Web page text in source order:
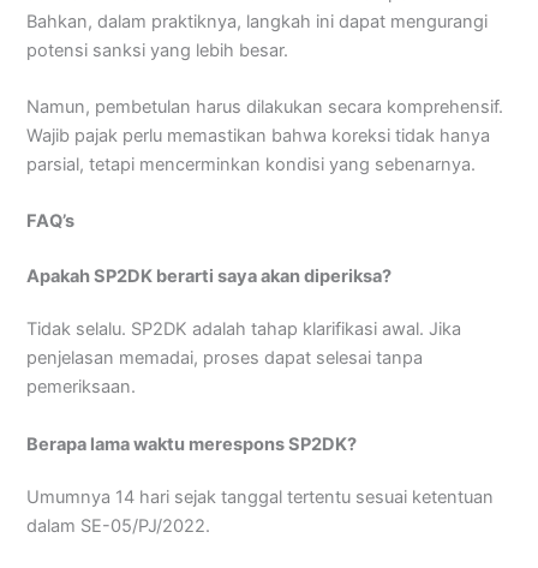
Bahkan, dalam praktiknya, langkah ini dapat mengurangi
potensi sanksi yang lebih besar.
Namun, pembetulan harus dilakukan secara komprehensif.
Wajib pajak perlu memastikan bahwa koreksi tidak hanya
parsial, tetapi mencerminkan kondisi yang sebenarnya.
FAQ’s
Apakah SP2DK berarti saya akan diperiksa?
Tidak selalu. SP2DK adalah tahap klarifikasi awal. Jika
penjelasan memadai, proses dapat selesai tanpa
pemeriksaan.
Berapa lama waktu merespons SP2DK?
Umumnya 14 hari sejak tanggal tertentu sesuai ketentuan
dalam SE-05/PJ/2022.